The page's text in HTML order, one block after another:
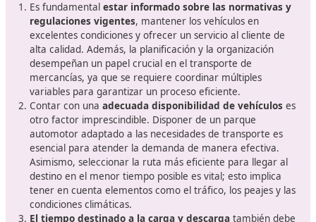
aquellos que buscan actualizar sus habilidades.
El título de competencia profesional de transporte es
certificación otorgada por el Ministerio de
Movilidad y Agenda Urbana en España. Este título
a los profesionales que desean operar en el sector del
transporte, ya sea de mercancías o de pasajeros. Con
llegada de nuevas normativas y la digitalización del
adquirir esta formación es esencial para cumplir con
exigencias legales y administrativas.
En un mundo donde la eficiencia y la sostenibilidad son
primordiales, el título de competencia profesional de